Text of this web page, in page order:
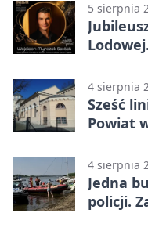
5 sierpnia
4 sierpnia
Sześć
Powiat
4 sierpnia
Jedna
policji.